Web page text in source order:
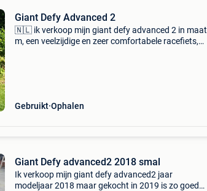
Giant Defy Advanced 2
🇳🇱 ik verkoop mijn giant defy advanced 2 in maat
m, een veelzijdige en zeer comfortabele racefiets,
Gebruikt Ophalen
Giant Defy advanced2 2018 smal
Ik verkoop mijn giant defy advanced2 jaar
modeljaar 2018 maar gekocht in 2019 is zo goed